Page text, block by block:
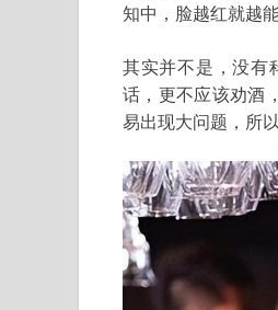
知中，脸越红就越
其实并不是，没有
话，更不应该劝酒
易出现大问题，所